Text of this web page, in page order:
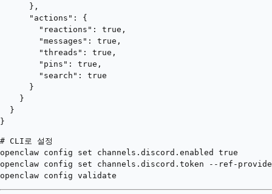
      },
      "actions": {
        "reactions": true,
        "messages": true,
        "threads": true,
        "pins": true,
        "search": true
      }
    }
  }
# CLI로 설정
openclaw config set channels.discord.enabled true
openclaw config set channels.discord.token --ref-